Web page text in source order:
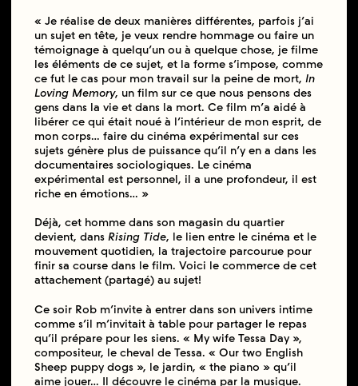
« Je réalise de deux manières différentes, parfois j’ai
un sujet en tête, je veux rendre hommage ou faire un
témoignage à quelqu’un ou à quelque chose, je filme
les éléments de ce sujet, et la forme s’impose, comme
ce fut le cas pour mon travail sur la peine de mort, In
Loving Memory, un film sur ce que nous pensons des
gens dans la vie et dans la mort. Ce film m’a aidé à
libérer ce qui était noué à l’intérieur de mon esprit, de
mon corps… faire du cinéma expérimental sur ces
sujets génère plus de puissance qu’il n’y en a dans les
documentaires sociologiques. Le cinéma
expérimental est personnel, il a une profondeur, il est
riche en émotions… »
Déjà, cet homme dans son magasin du quartier
devient, dans Rising Tide, le lien entre le cinéma et le
mouvement quotidien, la trajectoire parcourue pour
finir sa course dans le film. Voici le commerce de cet
attachement (partagé) au sujet!
Ce soir Rob m’invite à entrer dans son univers intime
comme s’il m’invitait à table pour partager le repas
qu’il prépare pour les siens. « My wife Tessa Day »,
compositeur, le cheval de Tessa. « Our two English
Sheep puppy dogs », le jardin, « the piano » qu’il
aime jouer… Il découvre le cinéma par la musique.